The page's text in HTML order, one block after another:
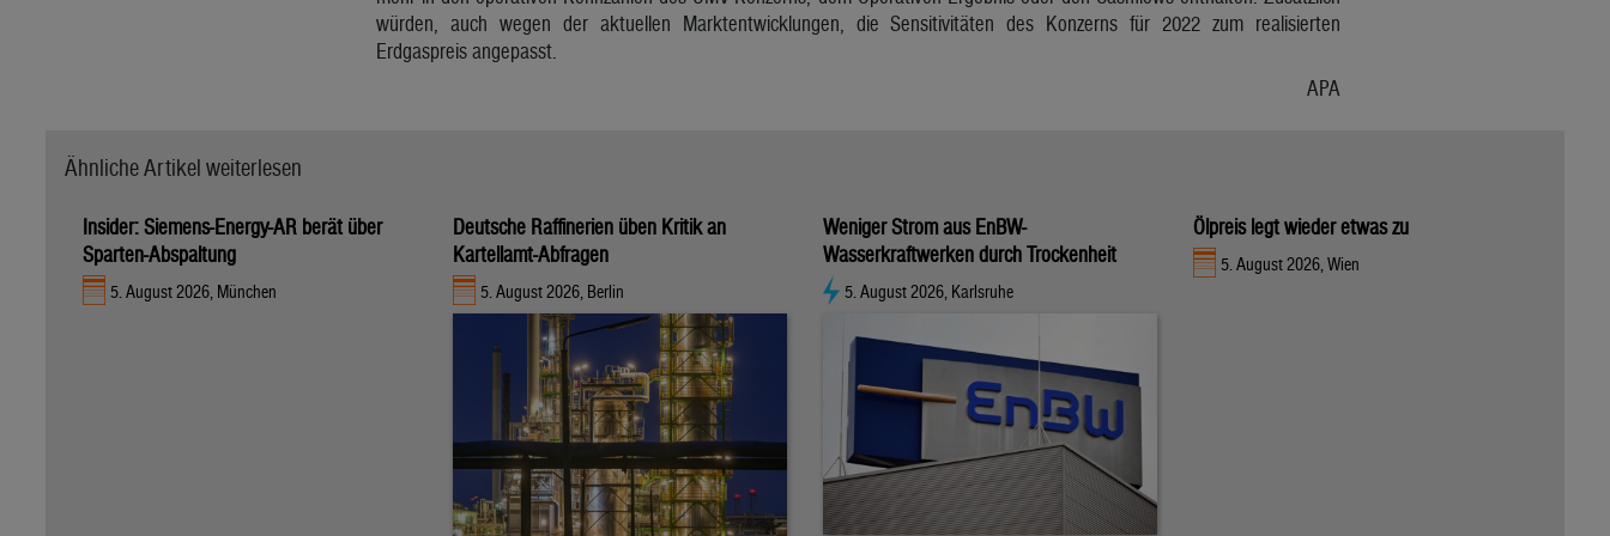
würden, auch wegen der aktuellen Marktentwicklungen, die Sensitivitäten des Konzerns für 2022 zum realisierten
Erdgaspreis angepasst.
APA
Ähnliche Artikel weiterlesen
Insider: Siemens-Energy-AR berät über
Sparten-Abspaltung
5. August 2026, München
Deutsche Raffinerien üben Kritik an
Kartellamt-Abfragen
5. August 2026, Berlin
Weniger Strom aus EnBW-
Wasserkraftwerken durch Trockenheit
5. August 2026, Karlsruhe
Ölpreis legt wieder etwas zu
5. August 2026, Wien